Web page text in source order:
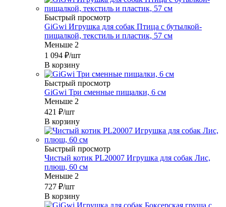
Быстрый просмотр
GiGwi Игрушка для собак Птица с бутылкой-
пищалкой, текстиль и пластик, 57 см
Меньше 2
1 094 ₽/шт
В корзину
Быстрый просмотр
GiGwi Три сменные пищалки, 6 см
Меньше 2
421 ₽/шт
В корзину
Быстрый просмотр
Чистый котик PL20007 Игрушка для собак Лис,
плюш, 60 см
Меньше 2
727 ₽/шт
В корзину